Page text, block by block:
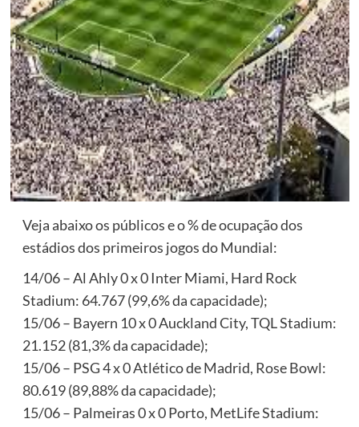
Veja abaixo os públicos e o % de ocupação dos
estádios dos primeiros jogos do Mundial:
14/06 – Al Ahly 0 x 0 Inter Miami, Hard Rock
Stadium: 64.767 (99,6% da capacidade);
15/06 – Bayern 10 x 0 Auckland City, TQL Stadium:
21.152 (81,3% da capacidade);
15/06 – PSG 4 x 0 Atlético de Madrid, Rose Bowl:
80.619 (89,88% da capacidade);
15/06 – Palmeiras 0 x 0 Porto, MetLife Stadium: